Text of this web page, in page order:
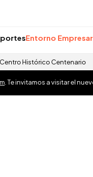
Entorno
Centro Histórico Centenario
. Te invitamos a visitar el